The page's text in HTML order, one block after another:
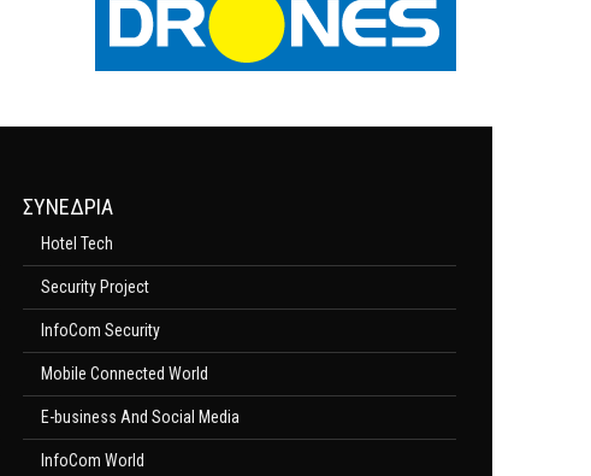
ΣΥΝΕΔΡΙΑ
Hotel Tech
Security Project
InfoCom Security
Mobile Connected World
E-business And Social Media
InfoCom World